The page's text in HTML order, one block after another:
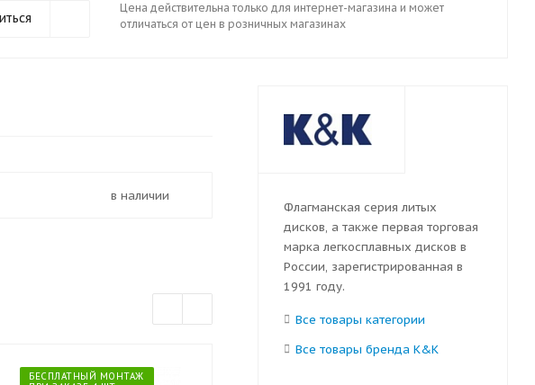
Цена действительна только для интернет-магазина и может
отличаться от цен в розничных магазинах
в наличии
БЕСПЛАТНЫЙ МОНТАЖ
Флагманская серия литых
дисков, а также первая торговая
марка легкосплавных дисков в
России, зарегистрированная в
1991 году.
Все товары категории
Все товары бренда K&K